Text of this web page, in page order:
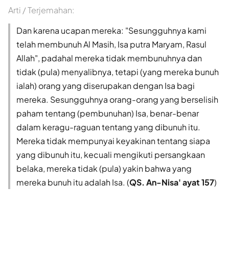
Arti / Terjemahan:
Dan karena ucapan mereka: "Sesungguhnya kami
telah membunuh Al Masih, Isa putra Maryam, Rasul
Allah", padahal mereka tidak membunuhnya dan
tidak (pula) menyalibnya, tetapi (yang mereka bunuh
ialah) orang yang diserupakan dengan Isa bagi
mereka. Sesungguhnya orang-orang yang berselisih
paham tentang (pembunuhan) Isa, benar-benar
dalam keragu-raguan tentang yang dibunuh itu.
Mereka tidak mempunyai keyakinan tentang siapa
yang dibunuh itu, kecuali mengikuti persangkaan
belaka, mereka tidak (pula) yakin bahwa yang
mereka bunuh itu adalah Isa. (QS. An-Nisa' ayat 157)